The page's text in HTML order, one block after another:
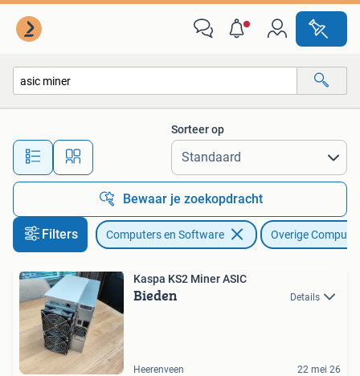
Alle afstanden…
Sorteer op
Bewaar je zoekopdracht
Filters Computers en Software Overige
Kaspa KS2 Miner ASIC
Bieden Details
Heerenveen 22 mei 26